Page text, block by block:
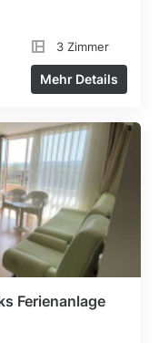
3 Zimmer
Mehr Details
Ferienanlage